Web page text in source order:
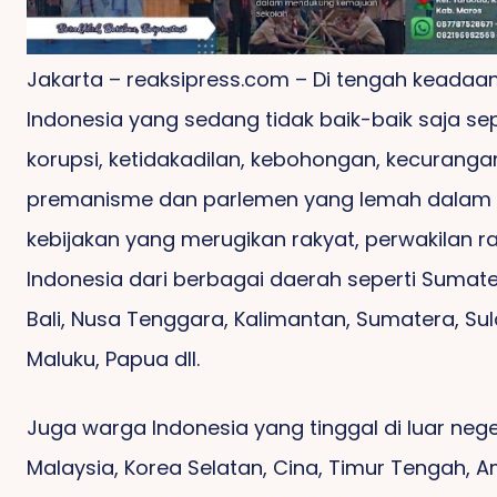
Jakarta – reaksipress.com – Di tengah
Indonesia yang sedang tidak baik-baik saja
korupsi, ketidakadilan, kebohongan,
premanisme dan parlemen yang lemah
kebijakan yang merugikan rakyat, perwakilan
Indonesia dari berbagai daerah seperti
Bali, Nusa Tenggara, Kalimantan, Sumatera,
Maluku, Papua dll.
Juga warga Indonesia yang tinggal di luar
Malaysia, Korea Selatan, Cina, Timur Tengah,